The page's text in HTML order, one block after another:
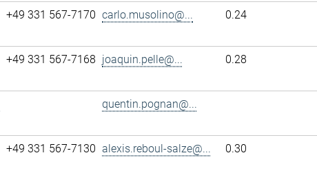
+49 331 567-7170 carlo.musolino@... 0.24
+49 331 567-7168 joaquin.pelle@... 0.28
quentin.pognan@...
+49 331 567-7130 alexis.reboul-salze@... 0.30